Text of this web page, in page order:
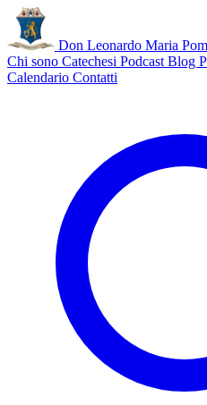
Don Leonardo Maria
Chi sono Catechesi Podcast Blog
Calendario Contatti